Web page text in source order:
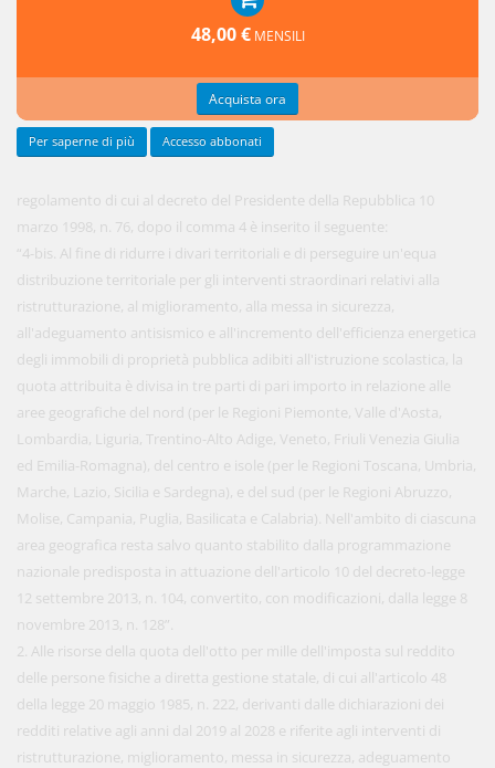
regolamento di cui al decreto del Presidente della Repubblica 10
marzo 1998, n. 76, dopo il comma 4 è inserito il seguente:
“4-bis. Al fine di ridurre i divari territoriali e di perseguire un'equa
distribuzione territoriale per gli interventi straordinari relativi alla
ristrutturazione, al miglioramento, alla messa in sicurezza,
all'adeguamento antisismico e all'incremento dell'efficienza energetica
degli immobili di proprietà pubblica adibiti all'istruzione scolastica, la
quota attribuita è divisa in tre parti di pari importo in relazione alle
aree geografiche del nord (per le Regioni Piemonte, Valle d'Aosta,
Lombardia, Liguria, Trentino-Alto Adige, Veneto, Friuli Venezia Giulia
ed Emilia-Romagna), del centro e isole (per le Regioni Toscana, Umbria,
Marche, Lazio, Sicilia e Sardegna), e del sud (per le Regioni Abruzzo,
Molise, Campania, Puglia, Basilicata e Calabria). Nell'ambito di ciascuna
area geografica resta salvo quanto stabilito dalla programmazione
nazionale predisposta in attuazione dell'articolo 10 del decreto-legge
12 settembre 2013, n. 104, convertito, con modificazioni, dalla legge 8
novembre 2013, n. 128”.
2. Alle risorse della quota dell'otto per mille dell'imposta sul reddito
delle persone fisiche a diretta gestione statale, di cui all'articolo 48
della legge 20 maggio 1985, n. 222, derivanti dalle dichiarazioni dei
redditi relative agli anni dal 2019 al 2028 e riferite agli interventi di
ristrutturazione, miglioramento, messa in sicurezza, adeguamento
48,00 € MENSILI
Acquista ora
Per saperne di più Accesso abbonati